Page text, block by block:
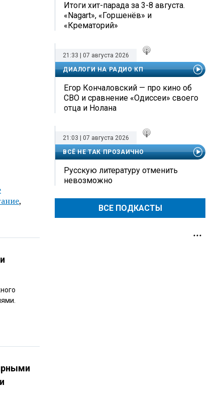
,
Итоги хит-парада за 3-8 августа.
«Nagart», «Горшенёв» и
«Крематорий»
21:33 | 07 августа 2026
ДИАЛОГИ НА РАДИО КП
Егор Кончаловский — про кино об
СВО и сравнение «Одиссеи» своего
отца и Нолана
21:03 | 07 августа 2026
ВСЁ НЕ ТАК ПРОЗАИЧНО
Русскую литературу отменить
невозможно
ВСЕ ПОДКАСТЫ